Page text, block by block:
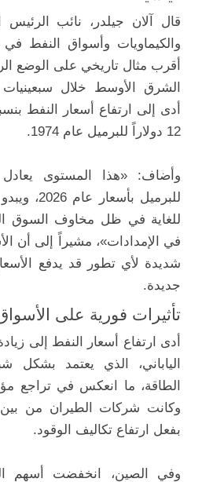
قال آلان جيلدر، نائب الرئيس
والكيماويات وأسواق النفط
أقرب مثال تاريخي على الوضع
الشرق الأوسط خلال
12 دولاراً للبرميل عام 1974.
للبرميل
للغاية في ظل مخاوف السوق
في الإمدادات»، مشيراً إلى أن
شديدة لأي تطور قد يدفع
جديدة.
تأثيرات فورية على الأسواق
أدى ارتفاع أسعار النفط إلى
الياباني، الذي يعتمد بشكل
وكانت شركات الطيران من بين
بفعل ارتفاع تكاليف الوقود.
وفي الصين، انخفضت أسهم